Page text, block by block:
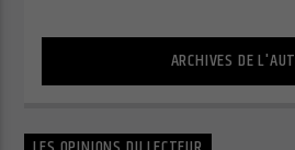
Cuts Latino
ARCHIVES DE